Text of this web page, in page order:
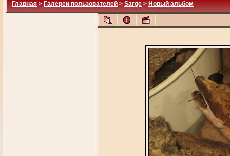
Главная > Галереи пользователей > Sarge > Новый альбом